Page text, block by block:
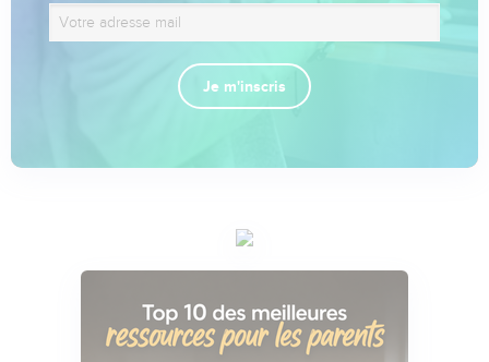
Je m'inscris